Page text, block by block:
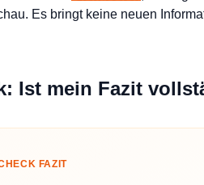
Es bringt keine neuen
Ist mein Fazit
FAZIT